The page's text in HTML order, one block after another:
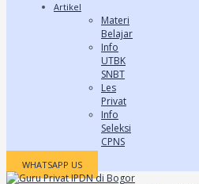
Artikel
Materi
Belajar
Info
UTBK
SNBT
Les
Privat
Info
Seleksi
CPNS
WHATSAPP US